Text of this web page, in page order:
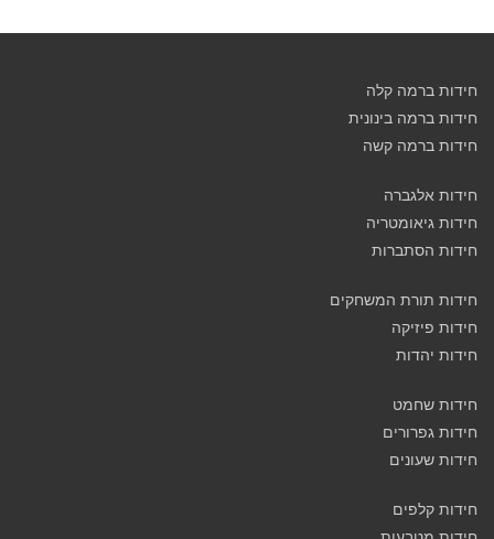
חידות ברמה קלה
חידות ברמה בינונית
חידות ברמה קשה
חידות אלגברה
חידות גיאומטריה
חידות הסתברות
חידות תורת המשחקים
חידות פיזיקה
חידות יהדות
חידות שחמט
חידות גפרורים
חידות שעונים
חידות קלפים